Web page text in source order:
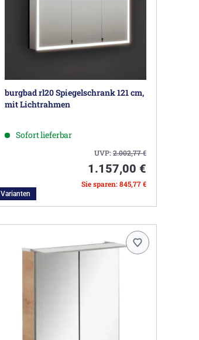
burgbad rl20 Spiegelschrank 121 cm,
mit Lichtrahmen
Sofort lieferbar
UVP:2.002,77€
1.157,00 €
Sie sparen: 845,77 €
Varianten